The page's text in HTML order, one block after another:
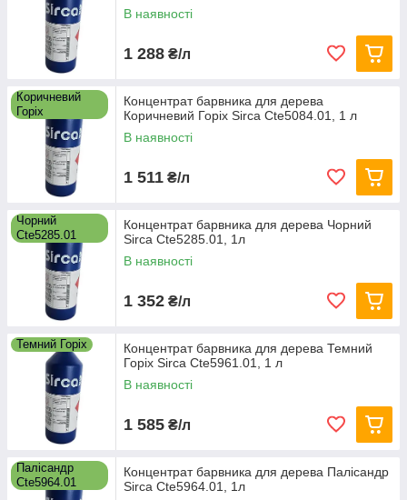
В наявності
1 288 ₴/л
Коричневий
Горіх
Концентрат барвника для дерева
Коричневий Горіх Sirca Cte5084.01, 1 л
В наявності
1 511 ₴/л
Чорний
Cte5285.01
Концентрат барвника для дерева Чорний
Sirca Cte5285.01, 1л
В наявності
1 352 ₴/л
Темний Горіх
Концентрат барвника для дерева Темний
Горіх Sirca Cte5961.01, 1 л
В наявності
1 585 ₴/л
Палісандр
Cte5964.01
Концентрат барвника для дерева Палісандр
Sirca Cte5964.01, 1л